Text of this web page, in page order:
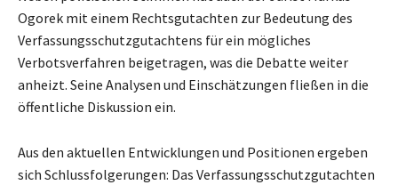
Ogorek mit einem Rechtsgutachten zur Bedeutung des
Verfassungsschutzgutachtens für ein mögliches
Verbotsverfahren beigetragen, was die Debatte weiter
anheizt. Seine Analysen und Einschätzungen fließen in die
öffentliche Diskussion ein.
Aus den aktuellen Entwicklungen und Positionen ergeben
sich Schlussfolgerungen: Das Verfassungsschutzgutachten